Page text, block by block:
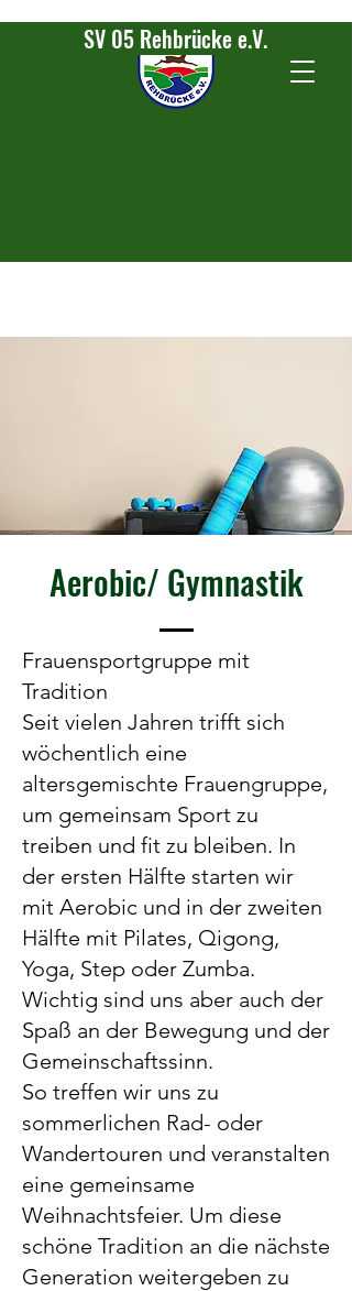
SV 05 Rehbrücke e.V.
Aerobic/ Gymnastik
Frauensportgruppe mit
Tradition
Seit vielen Jahren trifft sich
wöchentlich eine
altersgemischte Frauengruppe,
um gemeinsam Sport zu
treiben und fit zu bleiben. In
der ersten Hälfte starten wir
mit Aerobic und in der zweiten
Hälfte mit Pilates, Qigong,
Yoga, Step oder Zumba.
Wichtig sind uns aber auch der
Spaß an der Bewegung und der
Gemeinschaftssinn.
So treffen wir uns zu
sommerlichen Rad- oder
Wandertouren und veranstalten
eine gemeinsame
Weihnachtsfeier. Um diese
schöne Tradition an die nächste
Generation weitergeben zu